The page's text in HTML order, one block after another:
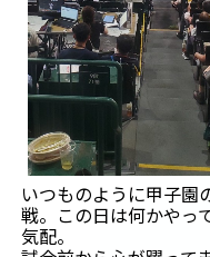
いつものように甲子園
戦。この日は何かやっ
気配。